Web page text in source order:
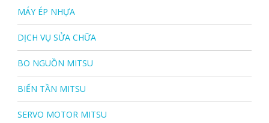
MÁY ÉP NHỰA
DỊCH VỤ SỬA CHỮA
BO NGUỒN MITSU
BIẾN TẦN MITSU
SERVO MOTOR MITSU